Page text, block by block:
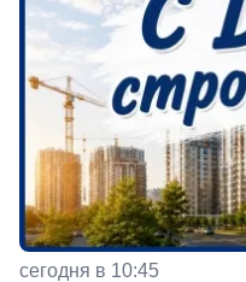
сегодня в 10:45